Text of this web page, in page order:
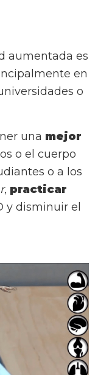
aumentada es
en
o
una mejor
o el cuerpo
o a los
, practicar
y disminuir el